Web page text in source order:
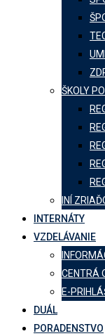
ŠKOLY
INÍ
INTERNÁTY
VZDELÁVANIE
CENTRÁ
E-
DUÁL
PORADENSTVO